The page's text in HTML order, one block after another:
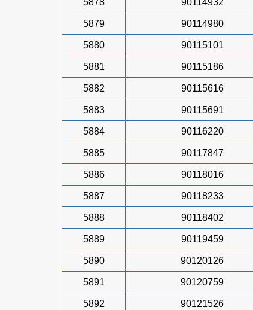
5878 90114932
5879 90114980
5880 90115101
5881 90115186
5882 90115616
5883 90115691
5884 90116220
5885 90117847
5886 90118016
5887 90118233
5888 90118402
5889 90119459
5890 90120126
5891 90120759
5892 90121526